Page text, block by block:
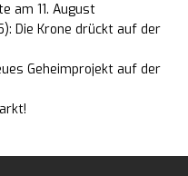
am 11. August
Die Krone drückt auf der
Geheimprojekt auf der